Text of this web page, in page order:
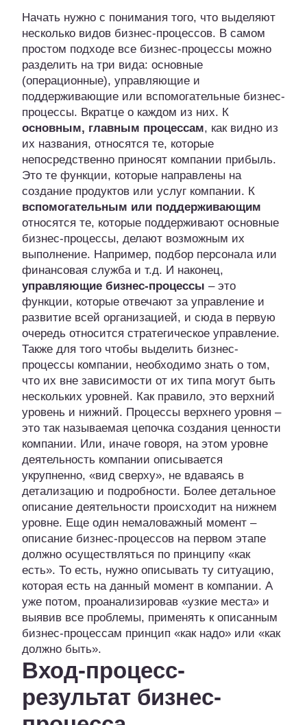
Начать нужно с понимания того, что выделяют
несколько видов бизнес-процессов. В самом
простом подходе все бизнес-процессы можно
разделить на три вида: основные
(операционные), управляющие и
поддерживающие или вспомогательные бизнес-
процессы. Вкратце о каждом из них. К
основным, главным процессам, как видно из
их названия, относятся те, которые
непосредственно приносят компании прибыль.
Это те функции, которые направлены на
создание продуктов или услуг компании. К
вспомогательным или поддерживающим
относятся те, которые поддерживают основные
бизнес-процессы, делают возможным их
выполнение. Например, подбор персонала или
финансовая служба и т.д. И наконец,
управляющие бизнес-процессы – это
функции, которые отвечают за управление и
развитие всей организацией, и сюда в первую
очередь относится стратегическое управление.
Также для того чтобы выделить бизнес-
процессы компании, необходимо знать о том,
что их вне зависимости от их типа могут быть
нескольких уровней. Как правило, это верхний
уровень и нижний. Процессы верхнего уровня –
это так называемая цепочка создания ценности
компании. Или, иначе говоря, на этом уровне
деятельность компании описывается
укрупненно, «вид сверху», не вдаваясь в
детализацию и подробности. Более детальное
описание деятельности происходит на нижнем
уровне. Еще один немаловажный момент –
описание бизнес-процессов на первом этапе
должно осуществляться по принципу «как
есть». То есть, нужно описывать ту ситуацию,
которая есть на данный момент в компании. А
уже потом, проанализировав «узкие места» и
выявив все проблемы, применять к описанным
бизнес-процессам принцип «как надо» или «как
должно быть».
Вход-процесс-
результат бизнес-